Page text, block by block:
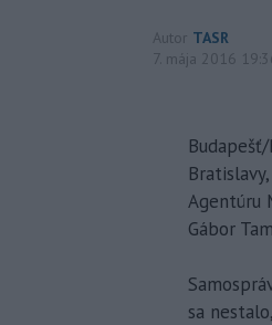
Autor TASR
7. mája 2016
Agentúru
Gábor
sa